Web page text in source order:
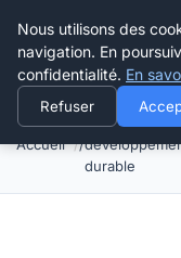
Happy Calyx
Accueil
Sensibilisation
durable
Nous utilisons des
navigation. En
confidentialité. En
Refuser